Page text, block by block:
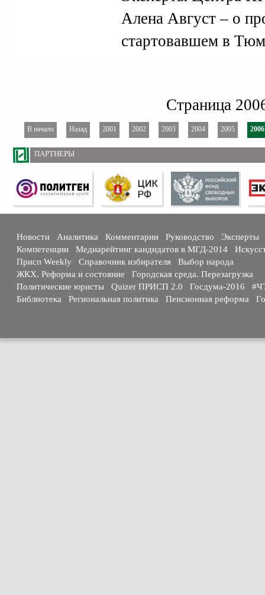
Алена Август – о
стартовавшем в
Страница
В начало Назад 2001 2002 2003 2004 2005 2006
ПАРТНЕРЫ
Новости Аналитика Комментарии Руководство
Эксперты
Компетенции
Медиарейтинг кандидатов в МГД-2014
Присп Weekly
Справочник избирателя
Выбор народа
ЖКХ. Реформа и состояние
Городская среда. Перезагрузка
Политические юристы
Quizer ПРИСП 2.0 Госдума-2016
Библиотека
Региональная политика Пенсионная реформа